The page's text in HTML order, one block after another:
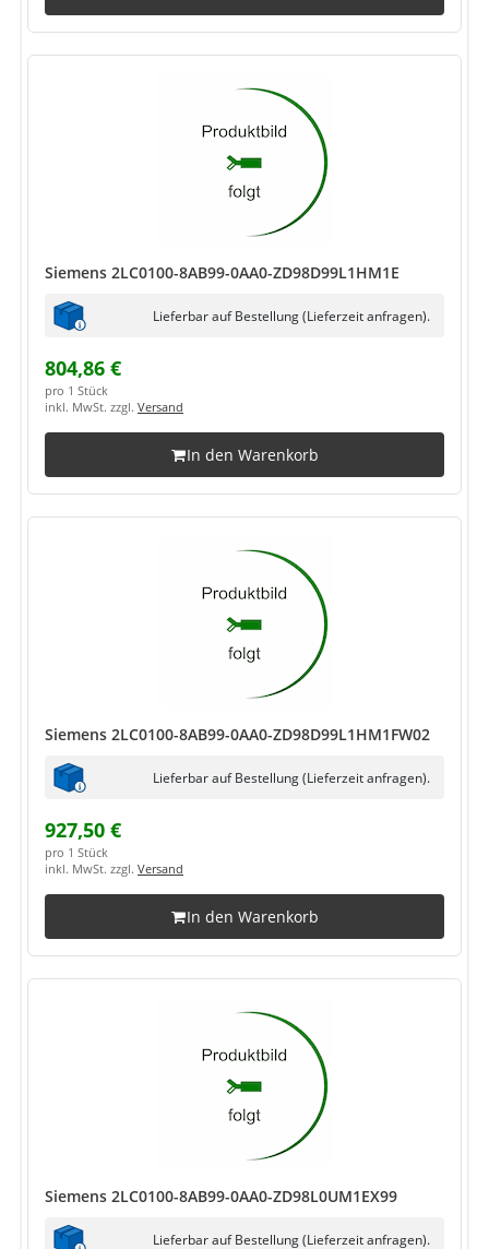
Siemens 2LC0100-8AB99-0AA0-ZD98D99L1HM1E
Lieferbar auf Bestellung (Lieferzeit anfragen).
804,86 €
pro 1 Stück
inkl. MwSt. zzgl. Versand
In den Warenkorb
Siemens 2LC0100-8AB99-0AA0-ZD98D99L1HM1FW02
Lieferbar auf Bestellung (Lieferzeit anfragen).
927,50 €
pro 1 Stück
inkl. MwSt. zzgl. Versand
In den Warenkorb
Siemens 2LC0100-8AB99-0AA0-ZD98L0UM1EX99
Lieferbar auf Bestellung (Lieferzeit anfragen).